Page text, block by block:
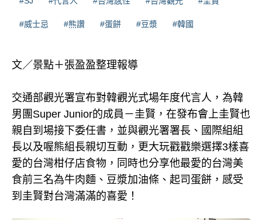
#威士忌 #熊讚 #蛋餅 #豆漿 #韓國
文／景點＋張盈盈整理報導
交通部觀光署宣布對韓觀光式場年度代言人，為韓
男團Super Junior的成員－圭賢，在發布會上圭賢也
親自到場接下委任書，並與觀光署署長、國際組組
長以及喔熊組長親切互動，更大玩戳戳樂選擇3樣喜
愛的台灣柑仔店食物，同時也分享他最愛的台灣美
食前三名為牛肉麵、豆漿加油條、起司蛋餅，感受
到圭賢對台灣滿滿的喜愛！